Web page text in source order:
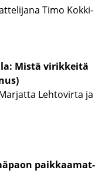
Timo Kok­ki­
Mistä vi­rik­kei­tä
Leh­to­vir­ta ja
paik­kaa­mat­